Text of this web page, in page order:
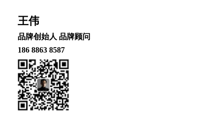
王伟
品牌创始⼈ 品牌顾问
186 8863 8587